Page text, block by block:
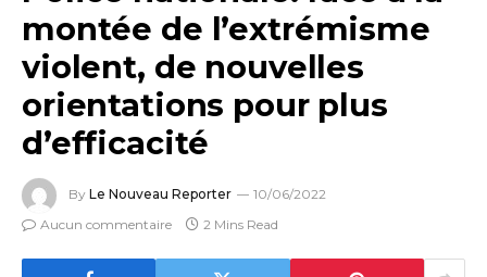
montée de l’extrémisme
violent, de nouvelles
orientations pour plus
d’efficacité
By Le Nouveau Reporter
10/06/2022
Aucun commentaire
2 Mins Read